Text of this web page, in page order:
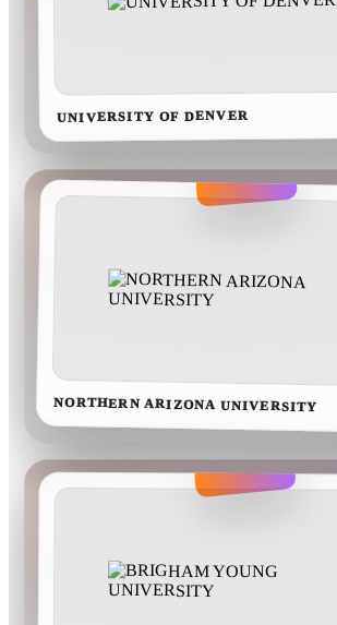
UNIVERSITY OF DENVER
NORTHERN ARIZONA UNIVERSITY